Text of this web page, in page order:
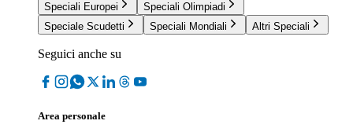
Speciali Europei
Speciali Olimpiadi
Speciale Scudetti
Speciali Mondiali Altri Speciali
Seguici anche su
Area personale